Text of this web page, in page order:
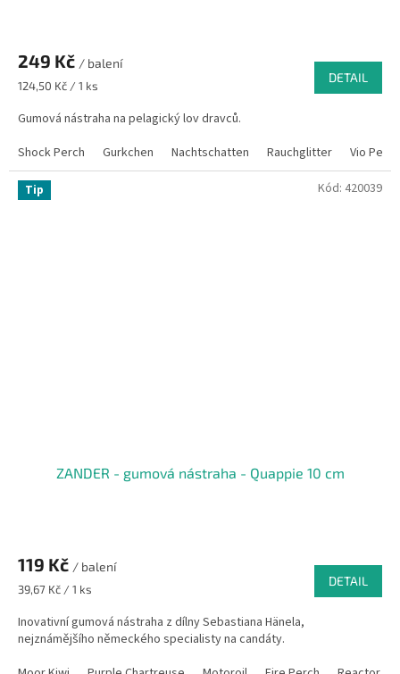
249 Kč / balení
Měrná
124,50 Kč / 1 ks
DETAIL
Gumová nástraha na pelagický lov dravců.
Shock Perch
Gurkchen Nachtschatten Rauchglitter Vio Pearl
Tip
ZANDER - gumová nástraha - Quappie 10 cm
119 Kč / balení
Měrná
39,67 Kč / 1 ks
DETAIL
Inovativní gumová nástraha z dílny Sebastiana Hänela,
nejznámějšího německého specialisty na candáty.
Kód: 420039